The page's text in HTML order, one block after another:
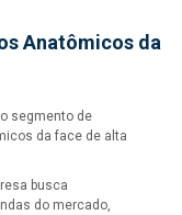
Anatômicos da
segmento de
da face de alta
busca
do mercado,